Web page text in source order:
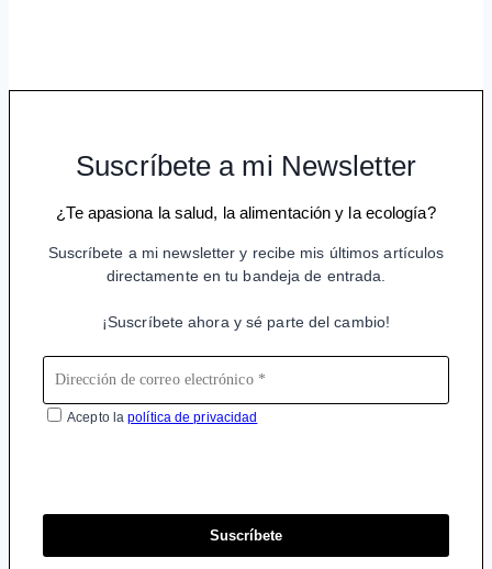
Suscríbete a mi Newsletter
¿Te apasiona la salud, la alimentación y la ecología?
Suscríbete a mi newsletter y recibe mis últimos artículos
directamente en tu bandeja de entrada.
¡Suscríbete ahora y sé parte del cambio!
Acepto lapolítica de privacidad
Suscríbete